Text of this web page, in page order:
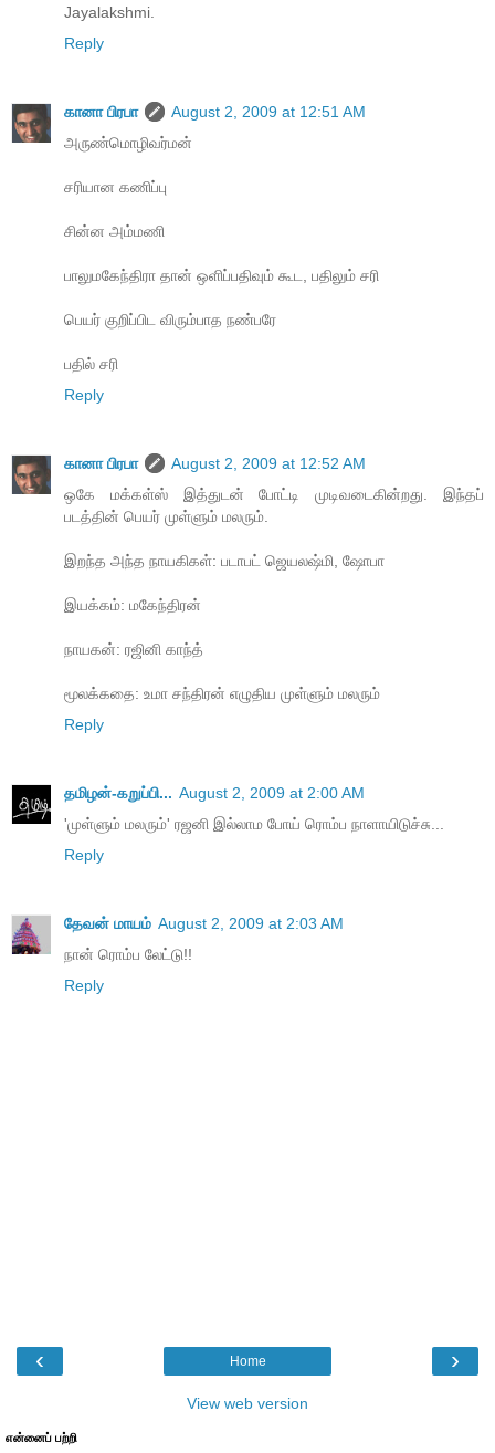
Jayalakshmi.
Reply
கானா பிரபா
August 2, 2009 at 12:51 AM
அருண்மொழிவர்மன்
சரியான கணிப்பு
சின்ன அம்மணி
பாலுமகேந்திரா தான் ஒளிப்பதிவும் கூட, பதிலும் சரி
பெயர் குறிப்பிட விரும்பாத நண்பரே
பதில் சரி
Reply
கானா பிரபா
August 2, 2009 at 12:52 AM
ஒகே மக்கள்ஸ் இத்துடன் போட்டி முடிவடைகின்றது. இந்தப்
படத்தின் பெயர் முள்ளும் மலரும்.
இறந்த அந்த நாயகிகள்: படாபட் ஜெயலஷ்மி, ஷோபா
இயக்கம்: மகேந்திரன்
நாயகன்: ரஜினி காந்த்
மூலக்கதை: உமா சந்திரன் எழுதிய முள்ளும் மலரும்
Reply
தமிழன்-கறுப்பி... August 2, 2009 at 2:00 AM
'முள்ளும் மலரும்' ரஜனி இல்லாம போய் ரொம்ப நாளாயிடுச்சு...
Reply
தேவன் மாயம் August 2, 2009 at 2:03 AM
நான் ரொம்ப லேட்டு!!
Reply
‹ ›
Home
View web version
என்னைப் பற்றி